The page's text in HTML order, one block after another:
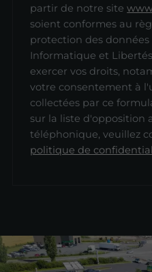
partir de notre site
soient conformes au
protection des données
Informatique et
exercer vos droits,
votre consentement à
collectées par ce
sur la liste d'opposition
téléphonique, veuillez
politique de